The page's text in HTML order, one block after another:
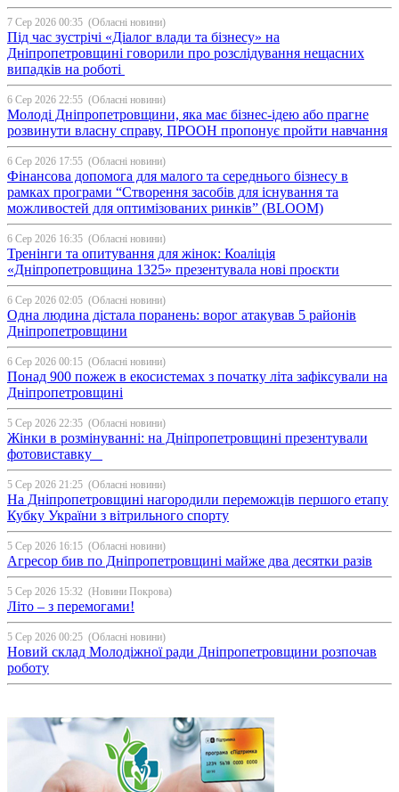
7 Сер 2026 00:35 (Обласні новини)
Під час зустрічі «Діалог влади та бізнесу» на
Дніпропетровщині говорили про розслідування нещасних
випадків на роботі
6 Сер 2026 22:55 (Обласні новини)
Молоді Дніпропетровщини, яка має бізнес-ідею або прагне
розвинути власну справу, ПРООН пропонує пройти навчання
6 Сер 2026 17:55 (Обласні новини)
Фінансова допомога для малого та середнього бізнесу в
рамках програми “Створення засобів для існування та
можливостей для оптимізованих ринків” (BLOOM)
6 Сер 2026 16:35 (Обласні новини)
Тренінги та опитування для жінок: Коаліція
«Дніпропетровщина 1325» презентувала нові проєкти
6 Сер 2026 02:05 (Обласні новини)
Одна людина дістала поранень: ворог атакував 5 районів
Дніпропетровщини
6 Сер 2026 00:15 (Обласні новини)
Понад 900 пожеж в екосистемах з початку літа зафіксували на
Дніпропетровщині
5 Сер 2026 22:35 (Обласні новини)
Жінки в розмінуванні: на Дніпропетровщині презентували
фотовиставку
5 Сер 2026 21:25 (Обласні новини)
На Дніпропетровщині нагородили переможців першого етапу
Кубку України з вітрильного спорту
5 Сер 2026 16:15 (Обласні новини)
Агресор бив по Дніпропетровщині майже два десятки разів
5 Сер 2026 15:32 (Новини Покрова)
Літо – з перемогами!
5 Сер 2026 00:25 (Обласні новини)
Новий склад Молодіжної ради Дніпропетровщини розпочав
роботу